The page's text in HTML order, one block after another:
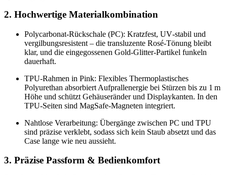
2. Hochwertige Materialkombination
Polycarbonat‑Rückschale (PC): Kratzfest, UV‑stabil und
vergilbungsresistent – die transluzente Rosé‑Tönung bleibt
klar, und die eingegossenen Gold‑Glitter‑Partikel funkeln
dauerhaft.
TPU‑Rahmen in Pink: Flexibles Thermoplastisches
Polyurethan absorbiert Aufprallenergie bei Stürzen bis zu 1 m
Höhe und schützt Gehäuseränder und Displaykanten. In den
TPU‑Seiten sind MagSafe‑Magneten integriert.
Nahtlose Verarbeitung: Übergänge zwischen PC und TPU
sind präzise verklebt, sodass sich kein Staub absetzt und das
Case lange wie neu aussieht.
3. Präzise Passform & Bedienkomfort